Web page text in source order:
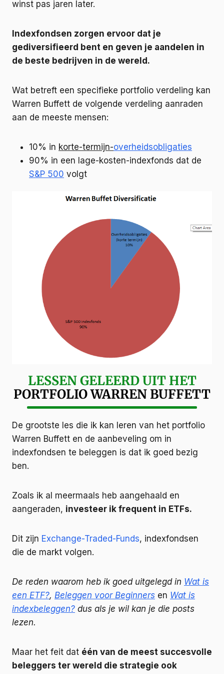
winst pas jaren later.
Indexfondsen zorgen ervoor dat je
gediversifieerd bent en geven je aandelen in
de beste bedrijven in de wereld.
Wat betreft een specifieke portfolio verdeling kan
Warren Buffett de volgende verdeling aanraden
aan de meeste mensen:
10% in korte-termijn-overheidsobligaties
90% in een lage-kosten-indexfonds dat de
S&P 500 volgt
LESSEN GELEERD UIT HET
PORTFOLIO WARREN BUFFETT
De grootste les die ik kan leren van het portfolio
Warren Buffett en de aanbeveling om in
indexfondsen te beleggen is dat ik goed bezig
ben.
Zoals ik al meermaals heb aangehaald en
aangeraden, investeer ik frequent in ETFs.
Dit zijn Exchange-Traded-Funds, indexfondsen
die de markt volgen.
De reden waarom heb ik goed uitgelegd in Wat is
een ETF?, Beleggen voor Beginners en Wat is
indexbeleggen? dus als je wil kan je die posts
lezen.
Maar het feit dat één van de meest succesvolle
beleggers ter wereld die strategie ook